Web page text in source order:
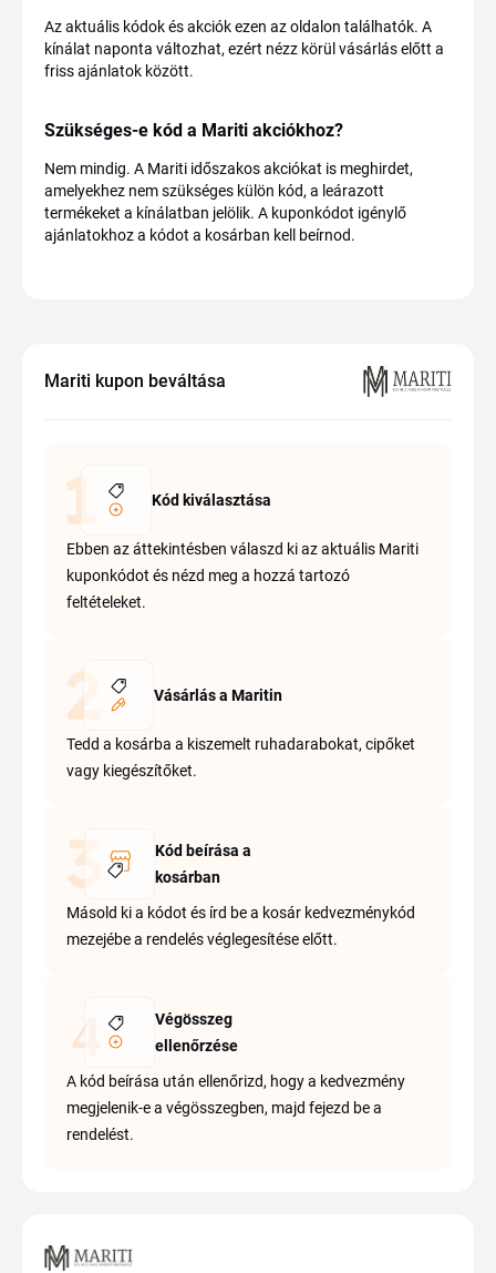
Az aktuális kódok és akciók ezen az oldalon találhatók. A
kínálat naponta változhat, ezért nézz körül vásárlás előtt a
friss ajánlatok között.
Szükséges-e kód a Mariti akciókhoz?
Nem mindig. A Mariti időszakos akciókat is meghirdet,
amelyekhez nem szükséges külön kód, a leárazott
termékeket a kínálatban jelölik. A kuponkódot igénylő
ajánlatokhoz a kódot a kosárban kell beírnod.
Mariti kupon beváltása
Kód kiválasztása
Ebben az áttekintésben válaszd ki az aktuális Mariti
kuponkódot és nézd meg a hozzá tartozó
feltételeket.
Vásárlás a Maritin
Tedd a kosárba a kiszemelt ruhadarabokat, cipőket
vagy kiegészítőket.
Kód beírása a
kosárban
Másold ki a kódot és írd be a kosár kedvezménykód
mezejébe a rendelés véglegesítése előtt.
Végösszeg
ellenőrzése
A kód beírása után ellenőrizd, hogy a kedvezmény
megjelenik-e a végösszegben, majd fejezd be a
rendelést.